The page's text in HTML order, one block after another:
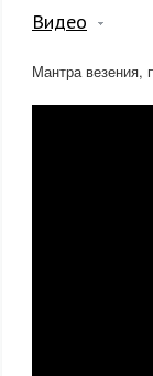
Видео
Мантра везения,